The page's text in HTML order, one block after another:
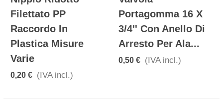
Filettato PP
Raccordo In
Plastica Misure
Varie
0,20 € (IVA incl.)
Portagomma 16 X
3/4'' Con Anello Di
Arresto Per Ala...
0,50 € (IVA incl.)